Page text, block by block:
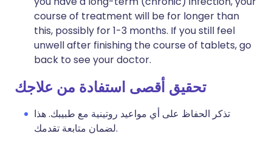
course of treatment will be for longer than
this, possibly for 1-3 months. If you still feel
unwell after finishing the course of tablets, go
back to see your doctor.
تحقيق أقصى استفادة من علاجك
تذكر الحفاظ على أي مواعيد روتينية مع طبيبك. هذا
لضمان متابعة تقدمك.